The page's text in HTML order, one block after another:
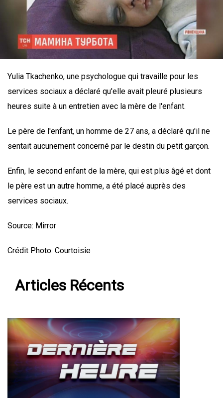
Yulia Tkachenko, une psychologue qui travaille pour les
services sociaux a déclaré qu'elle avait pleuré plusieurs
heures suite à un entretien avec la mère de l'enfant.
Le père de l'enfant, un homme de 27 ans, a déclaré qu'il ne
sentait aucunement concerné par le destin du petit garçon.
Enfin, le second enfant de la mère, qui est plus âgé et dont
le père est un autre homme, a été placé auprès des
services sociaux.
Source: Mirror
Crédit Photo: Courtoisie
Articles Récents